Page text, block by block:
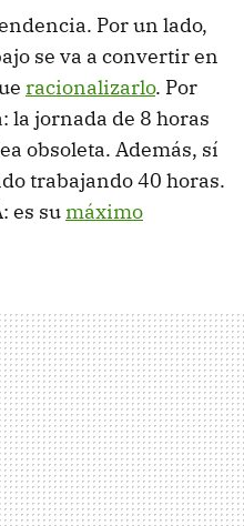
Por un lado,
se va a convertir en
racionalizarlo. Por
la jornada de 8 horas
obsoleta. Además, sí
trabajando 40 horas.
es sumáximo